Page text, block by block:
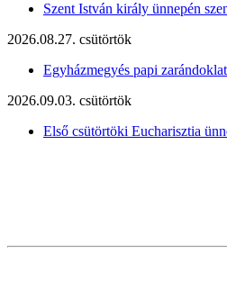
Szent István király ünnepén
2026.08.27. csütörtök
Egyházmegyés papi zarándoklat
2026.09.03. csütörtök
Első csütörtöki Eucharisztia